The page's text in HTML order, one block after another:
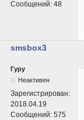
Сообщений: 48
smsbox3
Гуру
Неактивен
Зарегистрирован:
2018.04.19
Сообщений: 575